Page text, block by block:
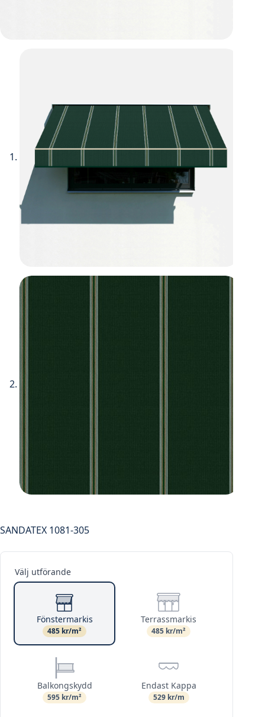
SANDATEX 1081-305
Välj utförande
Fönstermarkis
485 kr/m²
Terrassmarkis
485 kr/m²
Balkongskydd
595 kr/m²
Endast Kappa
529 kr/m